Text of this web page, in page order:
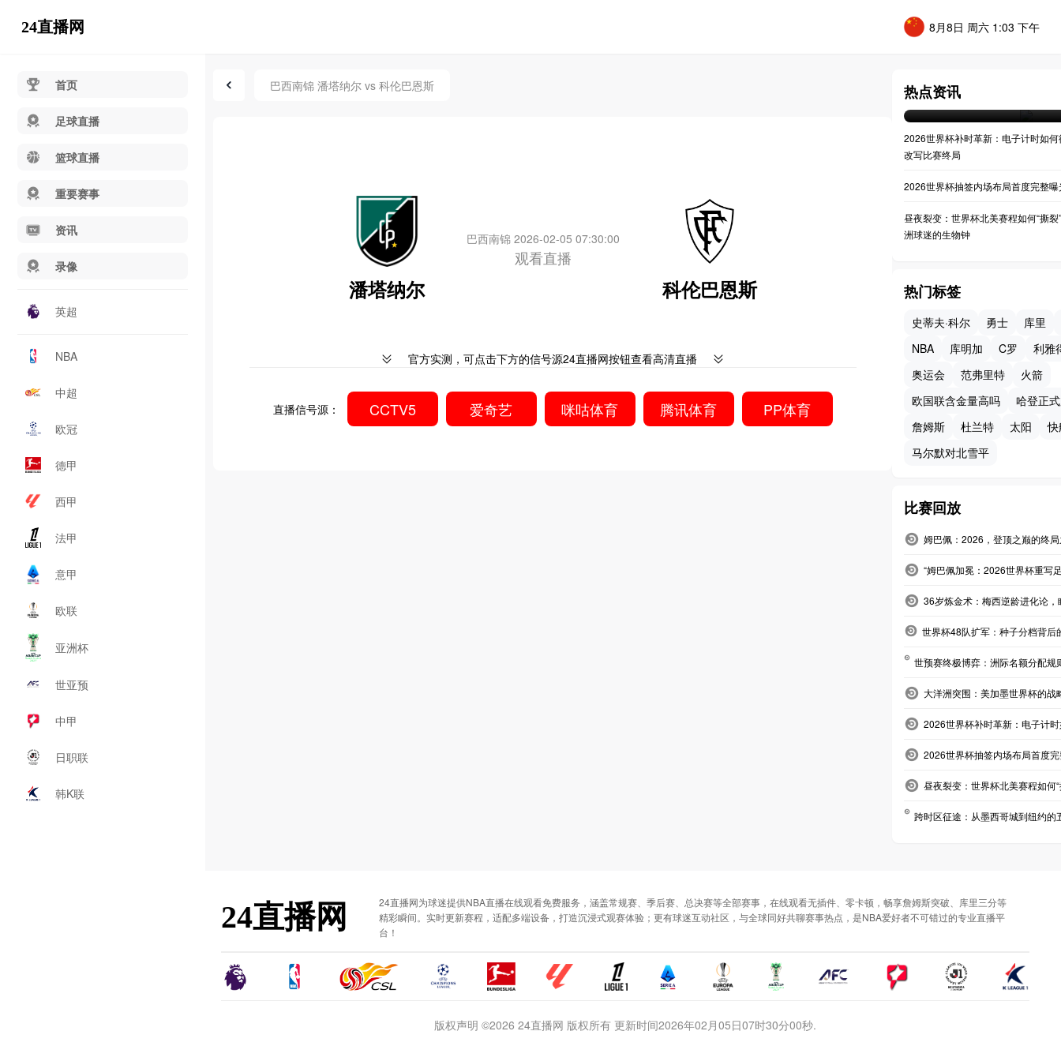
24直播网 8月8日 周六 1:03 下午
首页
足球直播
篮球直播
重要赛事
资讯
录像
英超
NBA
中超
欧冠
德甲
西甲
法甲
意甲
欧联
亚洲杯
世亚预
中甲
日职联
韩K联
巴西南锦 潘塔纳尔 vs 科伦巴恩斯
潘塔纳尔
巴西南锦 2026-02-05 07:30:00
观看直播
科伦巴恩斯
官方实测，可点击下方的信号源24直播网按钮查看高清直播
直播信号源： CCTV5 爱奇艺 咪咕体育 腾讯体育 PP体育
热点资讯
07-20 04:34
2026世界杯补时革新：电子计时如何
改写比赛终局
2026世界杯抽签内场布局首度完整曝
昼夜裂变：世界杯北美赛程如何“撕裂
洲球迷的生物钟
热门标签
史蒂夫·科尔 勇士
库里
NBA
库明加 C罗
利雅
奥运会
范弗里特
火箭
欧国联含金量高吗
哈登正
詹姆斯
杜兰特 太阳
马尔默对北雪平
比赛回放
姆巴佩：2026，登顶之巅的终
“姆巴佩加冕：2026世界杯重写
36岁炼金术：梅西逆龄进化论
世界杯48队扩军：种子分档背后
世预赛终极博弈：洲际名额分配规
大洋洲突围：美加墨世界杯的战
2026世界杯补时革新：电子计
2026世界杯抽签内场布局首度
昼夜裂变：世界杯北美赛程如何
跨时区征途：从墨西哥城到纽约的
24直播网
24直播网为球迷提供NBA直播在线观看免费服务，涵盖常规赛、季后赛、总决赛等全部赛事，在线观看无插件、零卡顿，畅享詹姆斯突破、库里三分等
精彩瞬间。实时更新赛程，适配多端设备，打造沉浸式观赛体验；更有球迷互动社区，与全球同好共聊赛事热点，是NBA爱好者不可错过的专业直播平
台！
版权声明 ©2026 24直播网 版权所有 更新时间2026年02月05日07时30分00秒.